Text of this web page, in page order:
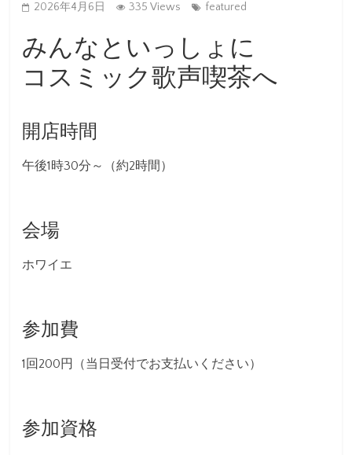
2026年4月6日 335 Views featured
みんなといっしょに
コスミック歌声喫茶へ
開店時間
午後1時30分～（約2時間）
会場
ホワイエ
参加費
1回200円（当日受付でお支払いください）
参加資格